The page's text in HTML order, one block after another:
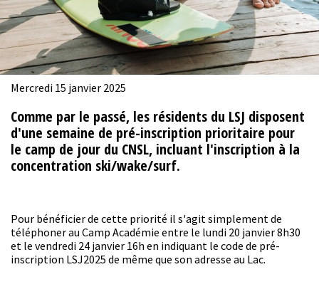
Mercredi 15 janvier 2025
Comme par le passé, les résidents du LSJ disposent
d'une semaine de pré-inscription prioritaire pour
le camp de jour du CNSL, incluant l'inscription à la
concentration ski/wake/surf.
Pour bénéficier de cette priorité il s'agit simplement de
téléphoner au Camp Académie entre le lundi 20 janvier 8h30
et le vendredi 24 janvier 16h en indiquant le code de pré-
inscription LSJ2025 de même que son adresse au Lac.